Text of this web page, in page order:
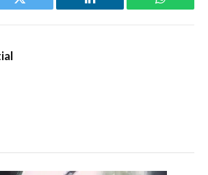
Twitter LinkedIn